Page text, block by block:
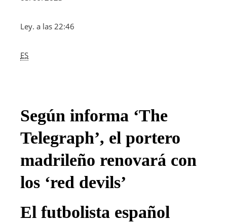
Ley. a las 22:46
ES
Según informa ‘The
Telegraph’, el portero
madrileño renovará con
los ‘red devils’
El futbolista español